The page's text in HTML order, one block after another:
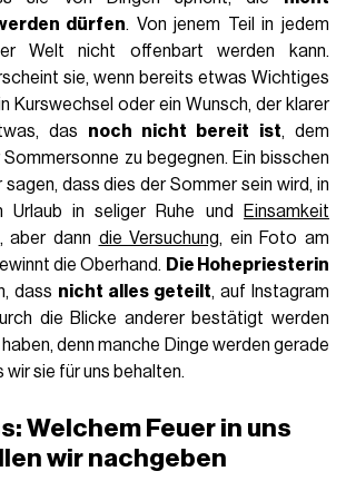
dürfen. Von jenem Teil in jedem
Welt nicht offenbart werden kann.
sie, wenn bereits etwas Wichtiges
Kurswechsel oder ein Wunsch, der klarer
das noch nicht bereit ist, dem
zu begegnen. Ein bisschen
dass dies der Sommer sein wird, in
Urlaub in seliger Ruhe und
Einsamkeit
aber dann die Versuchung, ein Foto am
die Oberhand. Die Hohepriesterin
dass nicht alles geteilt, auf Instagram
die Blicke anderer bestätigt werden
denn manche Dinge werden gerade
wir sie für uns behalten.
Welchem Feuer in uns
wir nachgeben